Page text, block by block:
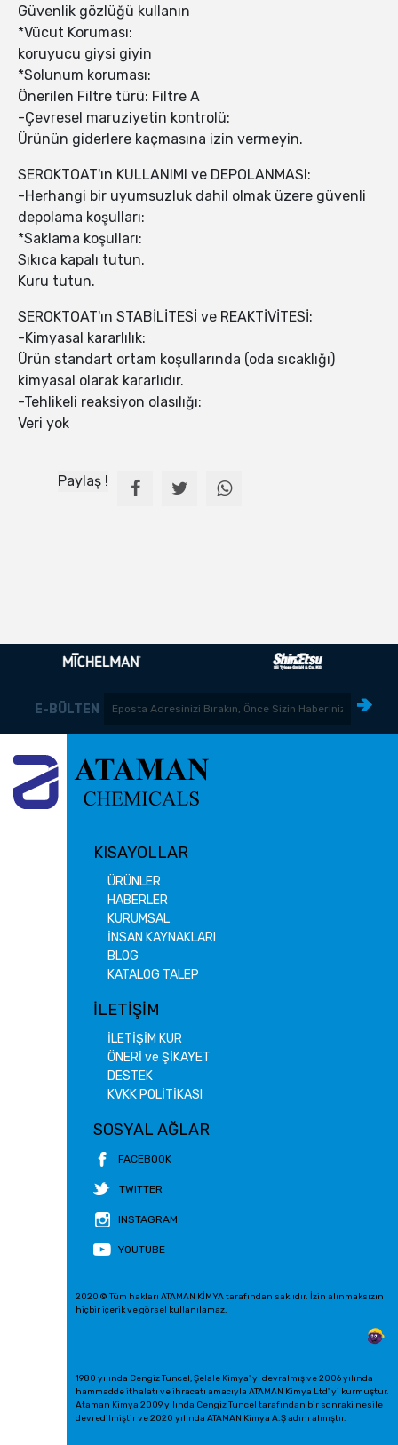
Güvenlik gözlüğü kullanın
*Vücut Koruması:
koruyucu giysi giyin
*Solunum koruması:
Önerilen Filtre türü: Filtre A
-Çevresel maruziyetin kontrolü:
Ürünün giderlere kaçmasına izin vermeyin.
SEROKTOAT'ın KULLANIMI ve DEPOLANMASI:
-Herhangi bir uyumsuzluk dahil olmak üzere güvenli
depolama koşulları:
*Saklama koşulları:
Sıkıca kapalı tutun.
Kuru tutun.
SEROKTOAT'ın STABİLİTESİ ve REAKTİVİTESİ:
-Kimyasal kararlılık:
Ürün standart ortam koşullarında (oda sıcaklığı)
kimyasal olarak kararlıdır.
-Tehlikeli reaksiyon olasılığı:
Veri yok
Paylaş !
E-BÜLTEN
KISAYOLLAR
ÜRÜNLER
HABERLER
KURUMSAL
İNSAN KAYNAKLARI
BLOG
KATALOG TALEP
İLETİŞİM
İLETİŞİM KUR
ÖNERİ ve ŞİKAYET
DESTEK
KVKK POLİTİKASI
SOSYAL AĞLAR
FACEBOOK
TWITTER
INSTAGRAM
YOUTUBE
2020 © Tüm hakları ATAMAN KİMYA tarafından saklıdır. İzin alınmaksızın
hiçbir içerik ve görsel kullanılamaz.
1980 yılında Cengiz Tuncel, Şelale Kimya' yı devralmış ve 2006 yılında
hammadde ithalatı ve ihracatı amacıyla ATAMAN Kimya Ltd' yi kurmuştur.
Ataman Kimya 2009 yılında Cengiz Tuncel tarafından bir sonraki nesile
devredilmiştir ve 2020 yılında ATAMAN Kimya A.Ş adını almıştır.